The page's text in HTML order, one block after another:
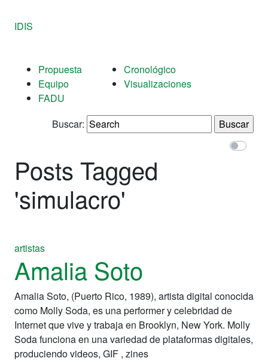
IDIS
Propuesta
Equipo
FADU
Cronológico
Visualizaciones
Buscar:
Posts Tagged
'simulacro'
artistas
Amalia Soto
Amalia Soto, (Puerto Rico, 1989), artista digital conocida
como Molly Soda, es una performer y celebridad de
Internet que vive y trabaja en Brooklyn, New York. Molly
Soda funciona en una variedad de plataformas digitales,
produciendo videos, GIF , zines